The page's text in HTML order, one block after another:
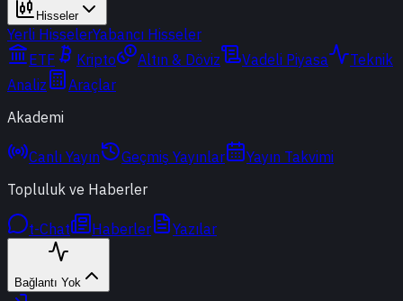
Hisseler
Yerli HisselerYabancı Hisseler
ETF
Kripto Altın & Döviz Vadeli Piyasa
Teknik
Analiz
Araçlar
Akademi
Canlı Yayın Geçmiş Yayınlar
Yayın Takvimi
Topluluk ve Haberler
t-Chat Haberler Yazılar
Bağlantı Yok